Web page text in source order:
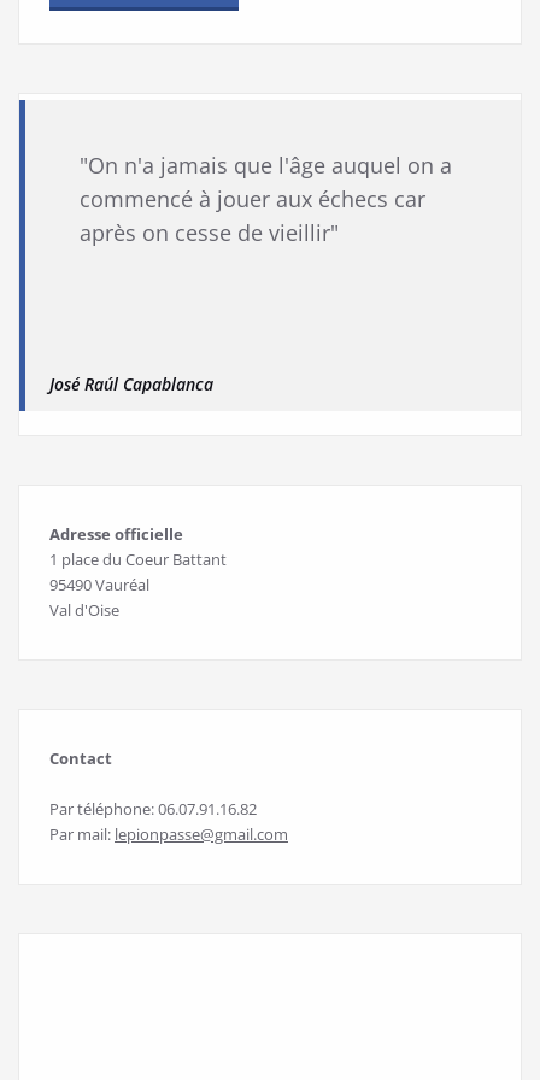
"On n'a jamais que l'âge auquel on a
commencé à jouer aux échecs car
après on cesse de vieillir"
José Raúl Capablanca
Adresse officielle
1 place du Coeur Battant
95490 Vauréal
Val d'Oise
Contact
Par téléphone: 06.07.91.16.82
Par mail: lepionpasse@gmail.com